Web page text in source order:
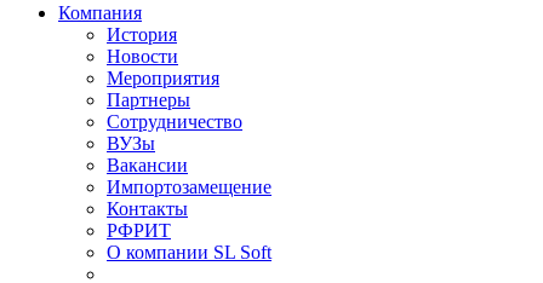
Компания
История
Новости
Мероприятия
Партнеры
Сотрудничество
ВУЗы
Вакансии
Импортозамещение
Контакты
РФРИТ
О компании SL Soft